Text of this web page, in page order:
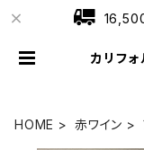
カリフ
HOME 赤ワイン